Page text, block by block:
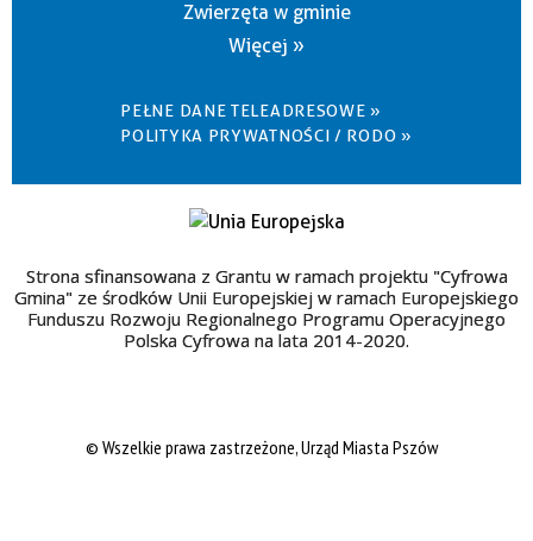
Zwierzęta w gminie
Więcej »
PEŁNE DANE TELEADRESOWE »
POLITYKA PRYWATNOŚCI / RODO »
Strona sfinansowana z Grantu w ramach projektu "Cyfrowa
Gmina" ze środków Unii Europejskiej w ramach Europejskiego
Funduszu Rozwoju Regionalnego Programu Operacyjnego
Polska Cyfrowa na lata 2014-2020.
© Wszelkie prawa zastrzeżone, Urząd Miasta Pszów